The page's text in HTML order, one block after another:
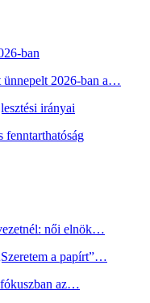
ban
ünnepelt 2026-ban a…
irányai
fenntarthatóság
női elnök…
a papírt”…
az…